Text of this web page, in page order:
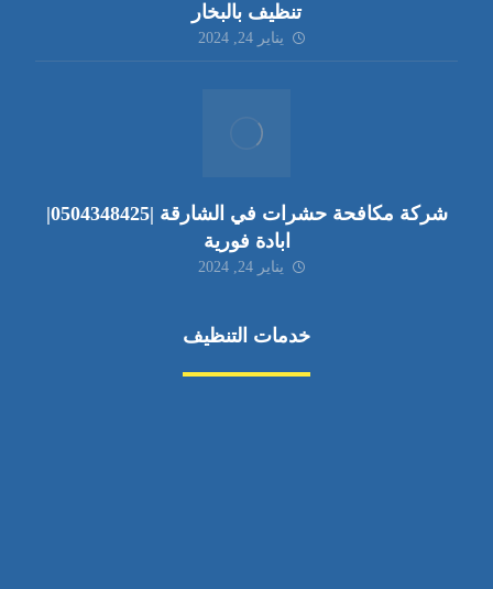
تنظيف بالبخار
يناير 24, 2024
شركة مكافحة حشرات في الشارقة |0504348425|
ابادة فورية
يناير 24, 2024
خدمات التنظيف